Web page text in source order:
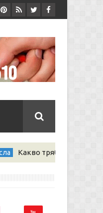
Какво трябва да знаем